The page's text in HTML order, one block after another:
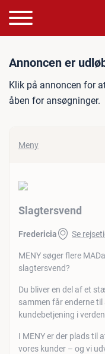
Annoncen er
Klik på annoncen for
åben for ansøgninger.
Meny
Slagtersvend
Fredericia Se
MENY søger flere
slagtersvend?
Du bliver en del af et
sammen får enderne
kundebetjening i
I MENY er der plads
vores kunder – og vi